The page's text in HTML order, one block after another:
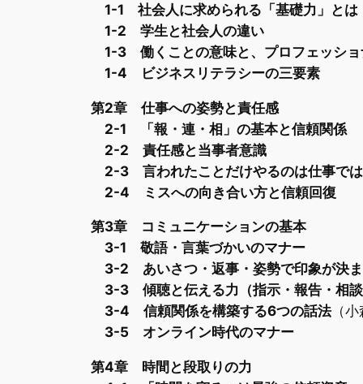
1-1 社会人に求められる「基礎力」とは
1-2 学生と社会人の違い
1-3 働くことの意味と、プロフェッショ
1-4 ビジネスリテラシーの三要素
第2章 仕事への姿勢と責任感
2-1 「報・連・相」の基本と信頼関係
2-2 責任感と当事者意識
2-3 言われたことだけやるのは仕事で
2-4 ミスへの向き合い方と信頼回復
第3章 コミュニケーションの基本
3-1 敬語・言葉づかいのマナー
3-2 あいさつ・返事・姿勢で印象が決
3-3 傾聴と伝える力（指示・報告・相
3-4 信頼関係を構築する6つの話法（小
3-5 オンライン時代のマナー
第4章 時間と段取りの力